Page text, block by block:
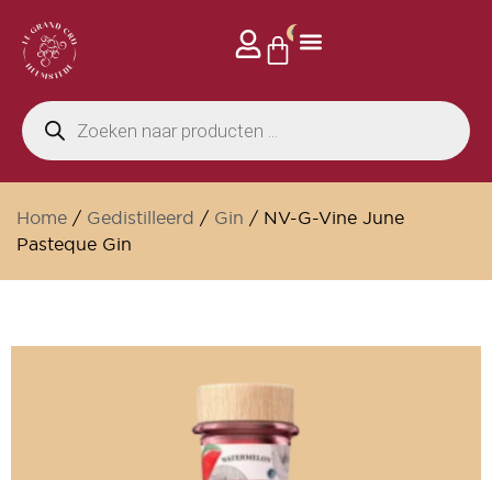
0
Home / Gedistilleerd / Gin / NV-G-Vine June
Pasteque Gin